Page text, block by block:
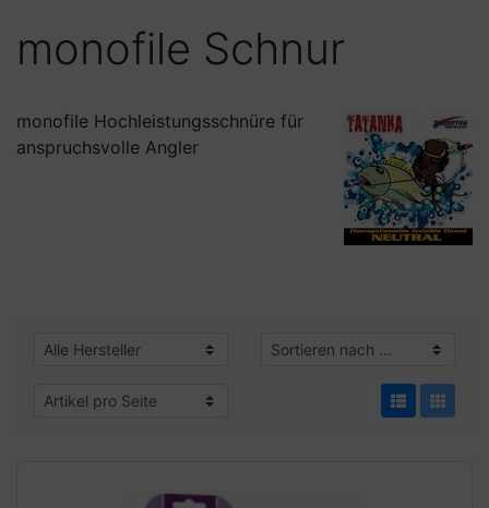
monofile Schnur
monofile Hochleistungsschnüre für
anspruchsvolle Angler